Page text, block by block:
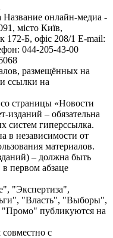
Название онлайн-медиа -
місто Київ,
Б, офіс 208/1 E-mail:
044-205-43-00
размещённых на
ссылки на
страницы «Новости
изданий – обязательна
систем гиперссылка.
в независимости от
материалов.
– должна быть
первом абзаце
"Экспертиза",
"Власть", "Выборы",
публикуются на
совместно с